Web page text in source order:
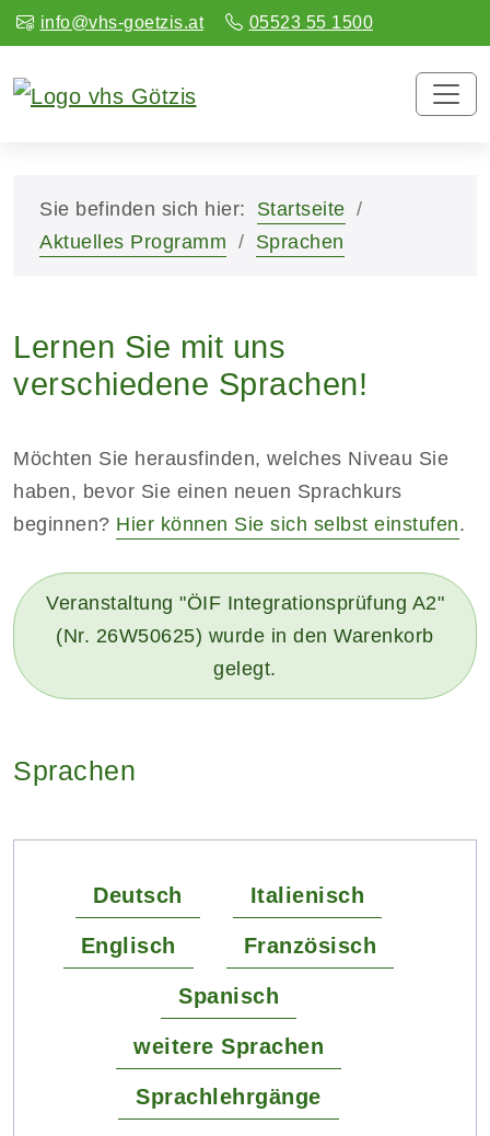
info@vhs-goetzis.at 05523 55 1500
Sie befinden sich hier:
Startseite
Aktuelles Programm
Sprachen
Lernen Sie mit uns
verschiedene Sprachen!
Möchten Sie herausfinden, welches Niveau Sie
haben, bevor Sie einen neuen Sprachkurs
beginnen? Hier können Sie sich selbst einstufen.
Veranstaltung "ÖIF Integrationsprüfung A2"
(Nr. 26W50625) wurde in den Warenkorb
gelegt.
Sprachen
Deutsch Italienisch
Englisch Französisch
Spanisch
weitere Sprachen
Sprachlehrgänge